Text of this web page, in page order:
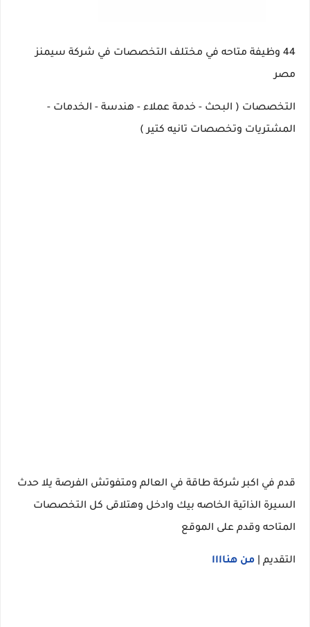
44 وظيفة متاحه في مختلف التخصصات في شركة سيمنز
مصر
التخصصات ( البحث - خدمة عملاء - هندسة - الخدمات -
المشتريات وتخصصات تانيه كتير )
قدم في اكبر شركة طاقة في العالم ومتفوتش الفرصة يلا حدث
السيرة الذاتية الخاصه بيك وادخل وهتلاقى كل التخصصات
المتاحه وقدم على الموقع
التقديم | من هناااا